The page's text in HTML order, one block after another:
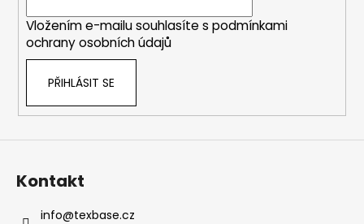
Vložením e-mailu souhlasíte s podmínkami
ochrany osobních údajů
PŘIHLÁSIT SE
Kontakt
info@texbase.cz